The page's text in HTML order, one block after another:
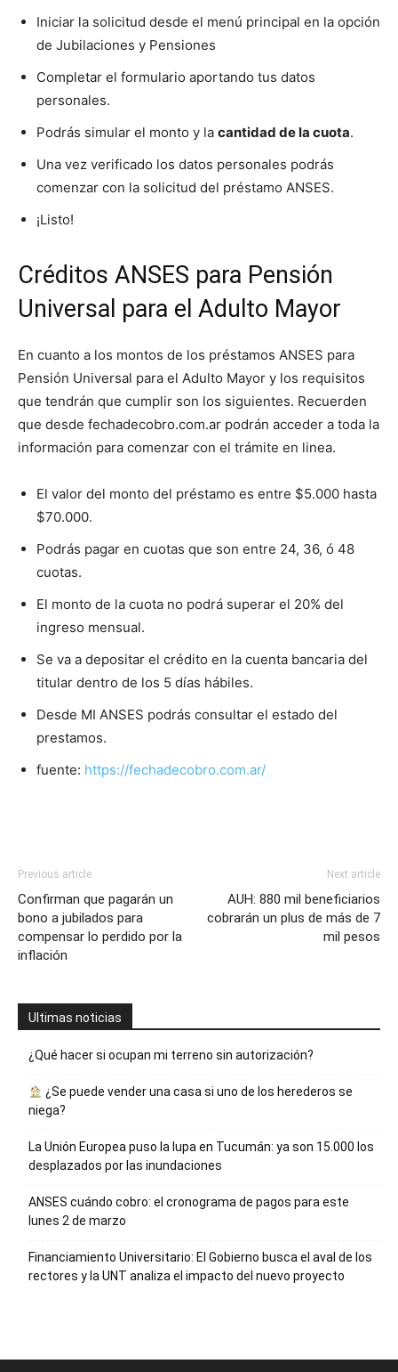
Iniciar la solicitud desde el menú principal en la opción
de Jubilaciones y Pensiones
Completar el formulario aportando tus datos
personales.
Podrás simular el monto y la cantidad de la cuota.
Una vez verificado los datos personales podrás
comenzar con la solicitud del préstamo ANSES.
¡Listo!
Créditos ANSES para Pensión
Universal para el Adulto Mayor
En cuanto a los montos de los préstamos ANSES para
Pensión Universal para el Adulto Mayor y los requisitos
que tendrán que cumplir son los siguientes. Recuerden
que desde fechadecobro.com.ar podrán acceder a toda la
información para comenzar con el trámite en linea.
El valor del monto del préstamo es entre $5.000 hasta
$70.000.
Podrás pagar en cuotas que son entre 24, 36, ó 48
cuotas.
El monto de la cuota no podrá superar el 20% del
ingreso mensual.
Se va a depositar el crédito en la cuenta bancaria del
titular dentro de los 5 días hábiles.
Desde MI ANSES podrás consultar el estado del
prestamos.
fuente: https://fechadecobro.com.ar/
Previous article
Confirman que pagarán un
bono a jubilados para
compensar lo perdido por la
inflación
Next article
AUH: 880 mil beneficiarios
cobrarán un plus de más de 7
mil pesos
Ultimas noticias
¿Qué hacer si ocupan mi terreno sin autorización?
¿Se puede vender una casa si uno de los herederos se
niega?
La Unión Europea puso la lupa en Tucumán: ya son 15.000 los
desplazados por las inundaciones
ANSES cuándo cobro: el cronograma de pagos para este
lunes 2 de marzo
Financiamiento Universitario: El Gobierno busca el aval de los
rectores y la UNT analiza el impacto del nuevo proyecto